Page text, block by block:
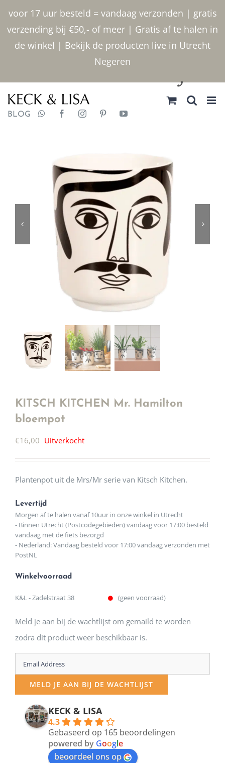
voor 17 uur besteld = vandaag verzonden | gratis
verzending bij €50,- of meer | Gratis af te halen in
de winkel | Bekijk de producten live in Utrecht
Negeren
inhoud
030 2400000
BLOG
KITSCH KITCHEN Mr. Hamilton
bloempot
€16,00 Uitverkocht
Plantenpot uit de Mrs/Mr serie van Kitsch Kitchen.
Levertijd
Morgen af te halen vanaf 10uur in onze winkel in Utrecht
- Binnen Utrecht (Postcodegebieden) vandaag voor 17:00 besteld
vandaag met de fiets bezorgd
- Nederland: Vandaag besteld voor 17:00 vandaag verzonden met
PostNL
Winkelvoorraad
K&L - Zadelstraat 38 (geen voorraad)
Meld je aan bij de wachtlijst om gemaild te worden
zodra dit product weer beschikbaar is.
Enter
your
email
address
MELD JE AAN BIJ DE WACHTLIJST
KECK & LISA
4.3
Gebaseerd op 165 beoordelingen
powered by Google
beoordeel ons op